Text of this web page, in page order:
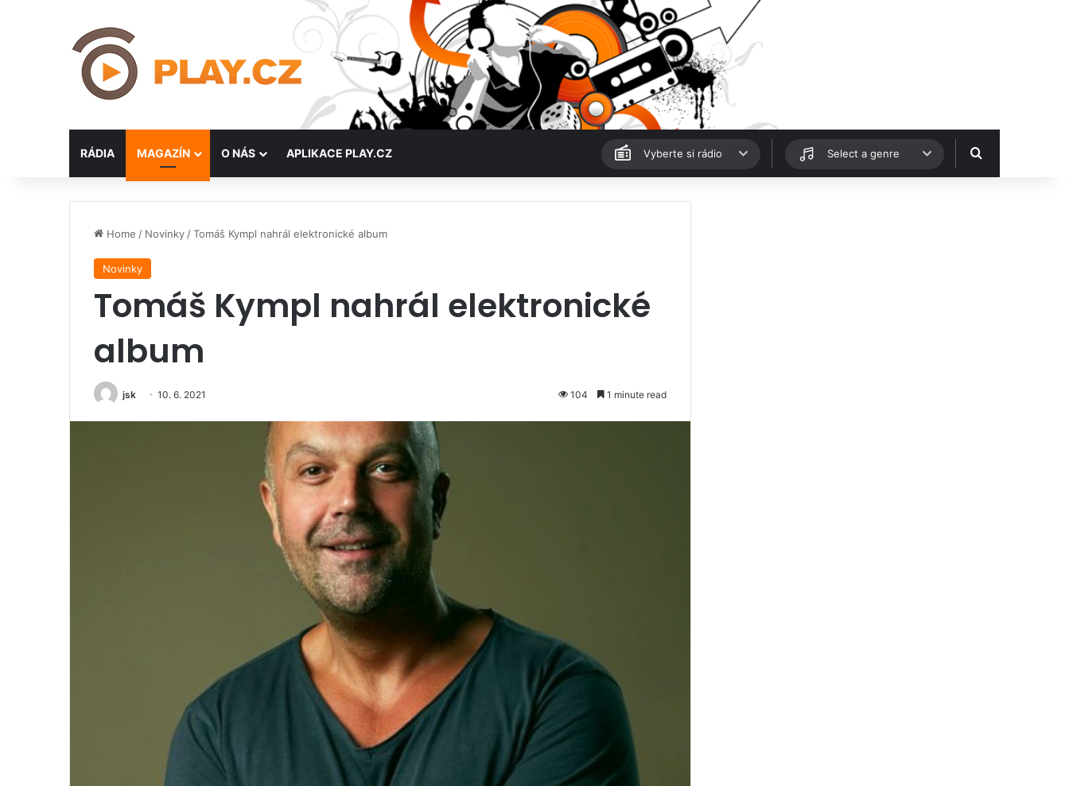
RÁDIA MAGAZÍN O NÁS APLIKACE PLAY.CZ Vyberte si rádio Select a genre Hledat
Home / Novinky /Tomáš Kympl nahrál elektronické album
Novinky
Tomáš Kympl nahrál elektronické
album
jsk 10. 6. 2021 104 1 minute read